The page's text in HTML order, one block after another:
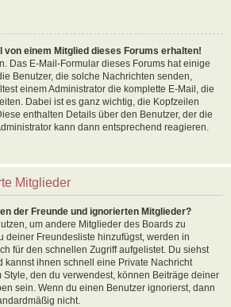
von einem Mitglied dieses Forums erhalten!
Das E-Mail-Formular dieses Forums hat einige
Benutzer, die solche Nachrichten senden,
einem Administrator die komplette E-Mail, die
Dabei ist es ganz wichtig, die Kopfzeilen
enthalten Details über den Benutzer, der die
kann dann entsprechend reagieren.
Mitglieder
der Freunde und ignorierten Mitglieder?
um andere Mitglieder des Boards zu
deiner Freundesliste hinzufügst, werden in
für den schnellen Zugriff aufgelistet. Du siehst
kannst ihnen schnell eine Private Nachricht
den du verwendest, können Beiträge deiner
sein. Wenn du einen Benutzer ignorierst, dann
nicht.